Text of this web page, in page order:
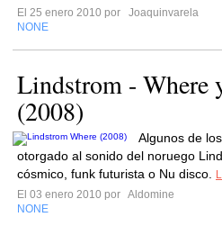
El 25 enero 2010 por
Joaquinvarela
NONE
Lindstrom - Where
(2008)
Algunos de
otorgado al sonido del noruego
cósmico, funk futurista o Nu disco.
El 03 enero 2010 por Aldomine
NONE